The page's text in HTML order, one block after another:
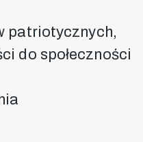
patriotycznych,
do społeczności